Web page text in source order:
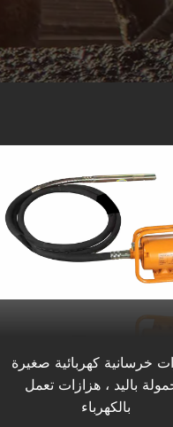
خرسانية كهربائية صغيرة
باليد ، هزازات تعمل
بالكهرباء